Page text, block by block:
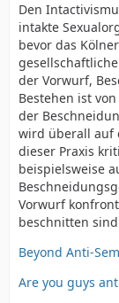
Den
intakte
bevor das
der Vorwurf,
Bestehen ist
der
wird überall auf
dieser Praxis
beispielsweise
Vorwurf
beschnitten
Beyond Anti-
Are you guys